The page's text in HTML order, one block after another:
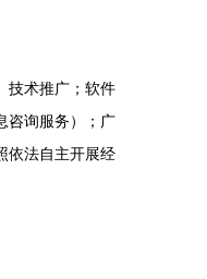
技术推广；软件
咨询服务）；广
依法自主开展经